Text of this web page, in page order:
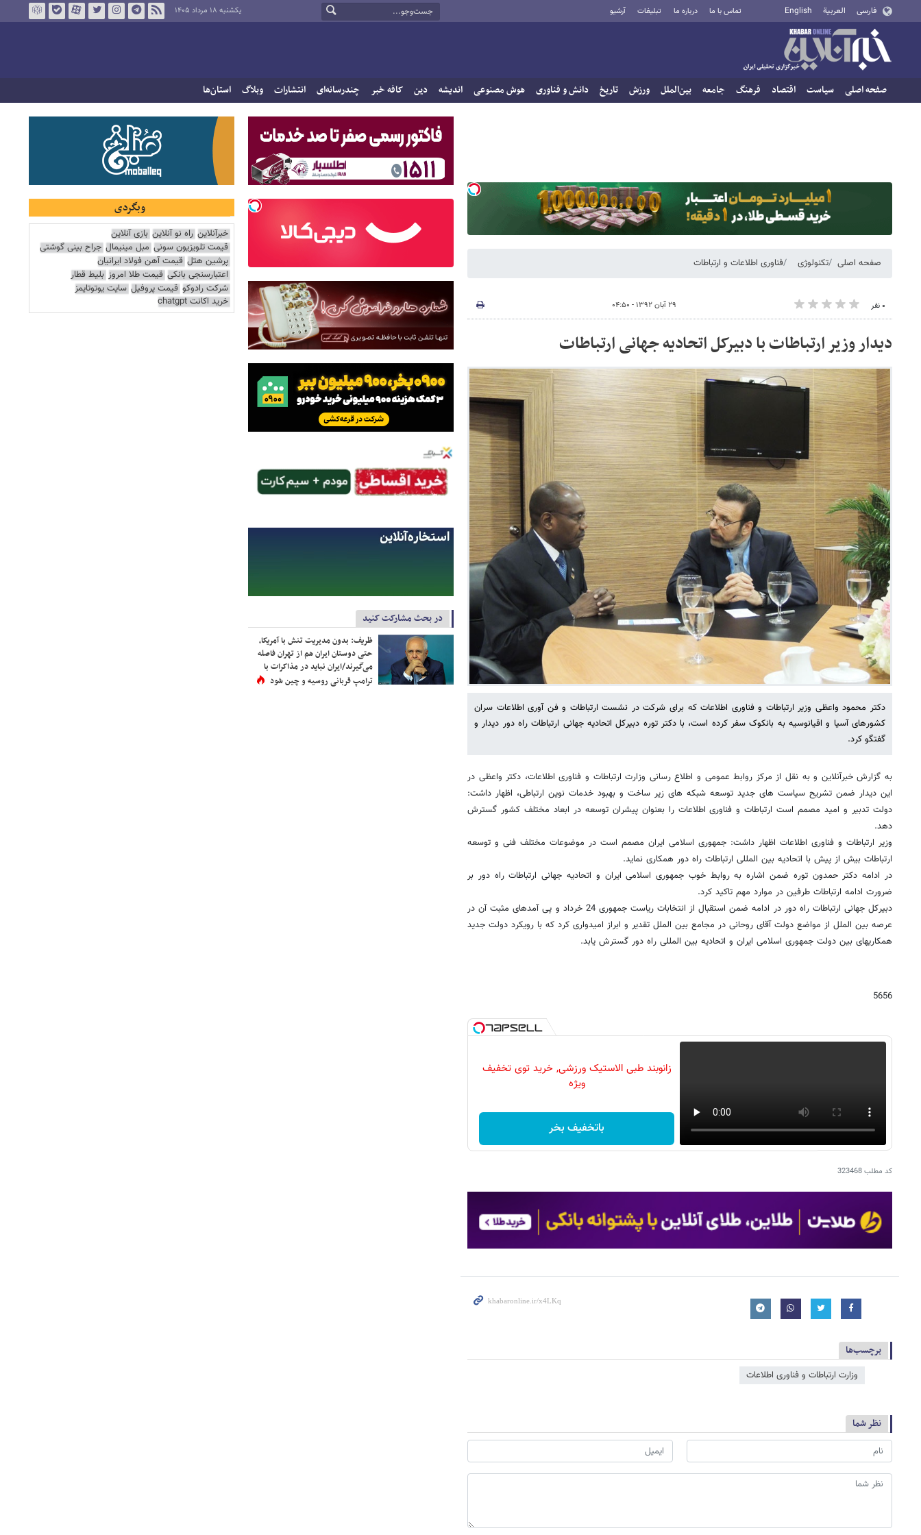
فارسی العربية English تماس با ما درباره ما تبلیغات آرشیو یکشنبه ۱۸ مرداد ۱۴۰۵
صفحه اصلی سیاست اقتصاد فرهنگ جامعه بین‌الملل ورزش تاریخ دانش و فناوری هوش مصنوعی اندیشه دین کافه خبر چندرسانه‌ای انتشارات وبلاگ استان‌ها
صفحه اصلی تکنولوژی فناوری اطلاعات و ارتباطات
۰ نفر ۲۹ آبان ۱۳۹۲ - ۰۴:۵۰
دیدار وزیر ارتباطات با دبیرکل اتحادیه جهانی ارتباطات
دکتر محمود واعظی وزیر ارتباطات و فناوری اطلاعات که برای شرکت در نشست ارتباطات و فن آوری اطلاعات سران
کشورهای آسیا و اقیانوسیه به بانکوک سفر کرده است، با دکتر توره دبیرکل اتحادیه جهانی ارتباطات راه دور دیدار و
گفتگو کرد.
به گزارش خبرآنلاین و به نقل از مرکز روابط عمومی و اطلاع رسانی وزارت ارتباطات و فناوری اطلاعات، دکتر واعظی در
این دیدار ضمن تشریح سیاست های جدید توسعه شبکه های زیر ساخت و بهبود خدمات نوین ارتباطی، اظهار داشت:
دولت تدبیر و امید مصمم است ارتباطات و فناوری اطلاعات را بعنوان پیشران توسعه در ابعاد مختلف کشور گسترش
دهد.
وزیر ارتباطات و فناوری اطلاعات اظهار داشت: جمهوری اسلامی ایران مصمم است در موضوعات مختلف فنی و توسعه
ارتباطات بیش از پیش با اتحادیه بین المللی ارتباطات راه دور همکاری نماید.
در ادامه دکتر حمدون توره ضمن اشاره به روابط خوب جمهوری اسلامی ایران و اتحادیه جهانی ارتباطات راه دور بر
ضرورت ادامه ارتباطات طرفین در موارد مهم تاکید کرد.
دبیرکل جهانی ارتباطات راه دور در ادامه ضمن استقبال از انتخابات ریاست جمهوری 24 خرداد و پی آمدهای مثبت آن در
عرصه بین الملل از مواضع دولت آقای روحانی در مجامع بین الملل تقدیر و ابراز امیدواری کرد که با رویکرد دولت جدید
همکاریهای بین دولت جمهوری اسلامی ایران و اتحادیه بین المللی راه دور گسترش یابد.
5656
زانوبند طبی الاستیک ورزشی, خرید توی تخفیف
ویژه
باتخفیف بخر
کد مطلب323468
برچسب‌ها
وزارت ارتباطات و فناوری اطلاعات
نظر شما
در بحث مشارکت کنید
ظریف: بدون مدیریت تنش با آمریکا،
حتی دوستان ایران هم از تهران فاصله
می‌گیرند/ایران نباید در مذاکرات با
ترامپ قربانی روسیه و چین شود
وبگردی
خبرآنلاین راه نو آنلاین بازی آنلاین
قیمت تلویزیون سونی مبل مینیمال جراح بینی گوشتی
پرشین هتل قیمت آهن فولاد ایرانیان
اعتبارسنجی بانکی قیمت طلا امروز بلیط قطار
شرکت رادوکو قیمت پروفیل سایت یوتوتایمز
خرید اکانت chatgpt